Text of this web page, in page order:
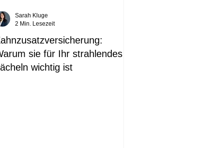
sie für Ihr strahlendes
wichtig ist
Sarah Kluge
2 Min. Lesezeit